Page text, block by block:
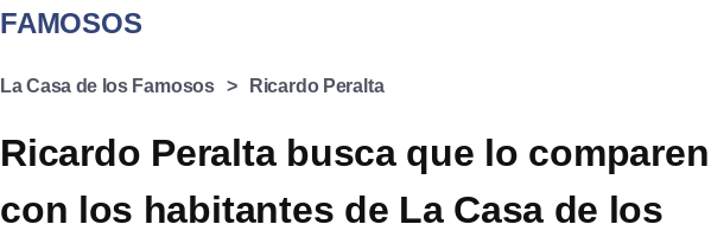
FAMOSOS
La Casa de los Famosos Ricardo Peralta
Ricardo Peralta busca que lo comparen
con los habitantes de La Casa de los